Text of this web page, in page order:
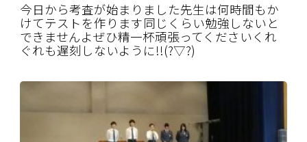
今日から考査が始まりました先生は何時間もか
けてテストを作ります同じくらい勉強しないと
できませんよぜひ精一杯頑張ってくださいくれ
ぐれも遅刻しないように!!(?▽?)